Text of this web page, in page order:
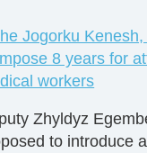
Jogorku
8 years for
workers
Zhyldyz
to introduce